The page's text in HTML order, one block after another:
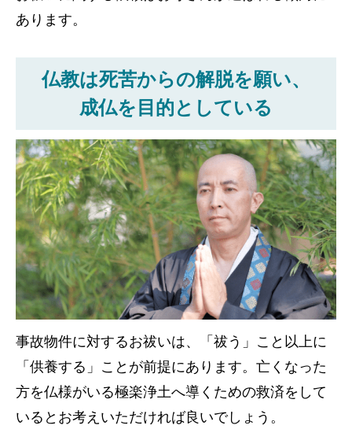
あります。
仏教は死苦からの解脱を願い、
成仏を目的としている
事故物件に対するお祓いは、「祓う」こと以上に
「供養する」ことが前提にあります。亡くなった
方を仏様がいる極楽浄土へ導くための救済をして
いるとお考えいただければ良いでしょう。